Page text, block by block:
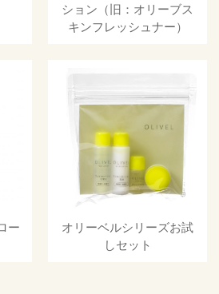
ション（旧：オリーブス
キンフレッシュナー）
ー
オリーベルシリーズお試
しセット